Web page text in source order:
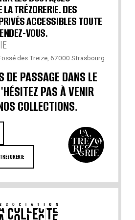
TRÉZORERIE. DES
ACCESSIBLES TOUTE
VOUS.
des Treize, 67000 Strasbourg
DE PASSAGE DANS LE
PAS À VENIR
COLLECTIONS.